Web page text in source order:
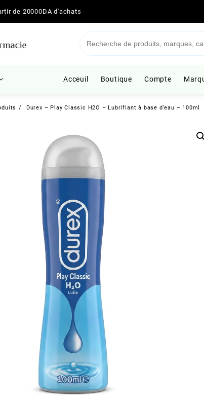
de 20000DA d'achats
Acceuil Boutique Compte
Durex – Play Classic H2O – Lubrifiant à base d’eau – 100ml